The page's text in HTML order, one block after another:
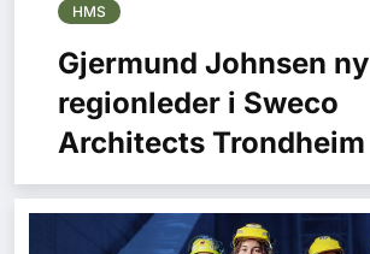
HMS
Gjermund Johnsen ny
regionleder i Sweco
Architects Trondheim